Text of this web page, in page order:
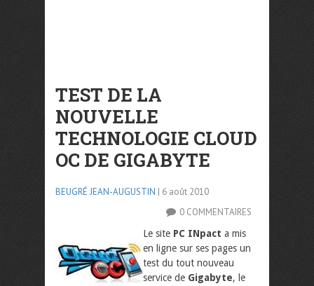
TEST DE LA
NOUVELLE
TECHNOLOGIE CLOUD
OC DE GIGABYTE
BEUGRÉ JEAN-AUGUSTIN | 6 août 2010
0 COMMENTAIRES
Le site PC INpact a mis
en ligne sur ses pages un
test du tout nouveau
service de Gigabyte, le